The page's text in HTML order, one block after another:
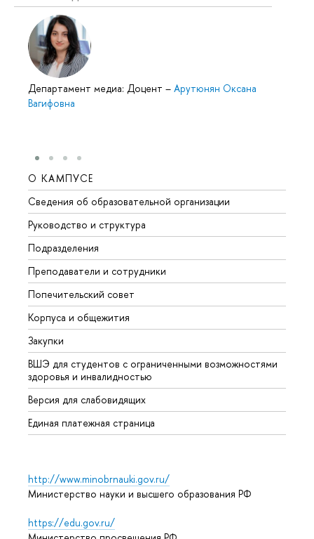
Департамент медиа: Доцент – Арутюнян Оксана
Вагифовна
О КАМПУСЕ
Сведения об образовательной организации
Руководство и структура
Подразделения
Преподаватели и сотрудники
Попечительский совет
Корпуса и общежития
Закупки
ВШЭ для студентов с ограниченными возможностями
здоровья и инвалидностью
Версия для слабовидящих
Единая платежная страница
http://www.minobrnauki.gov.ru/
Министерство науки и высшего образования РФ
https://edu.gov.ru/